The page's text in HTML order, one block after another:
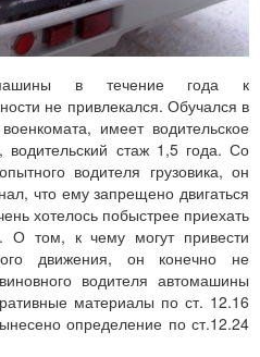
в течение года к
не привлекался. Обучался в
имеет водительское
водительский стаж 1,5 года. Со
водителя грузовика, он
что ему запрещено двигаться
хотелось побыстрее приехать
О том, к чему могут привести
движения, он конечно не
водителя автомашины
материалы по ст. 12.16
определение по ст.12.24